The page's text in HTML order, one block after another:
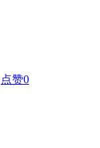
点赞0